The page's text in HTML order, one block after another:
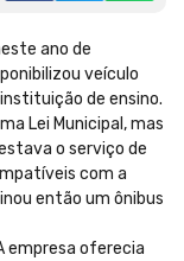
ano de
veículo
de ensino.
Lei Municipal, mas
o serviço de
com a
então um ônibus
empresa oferecia